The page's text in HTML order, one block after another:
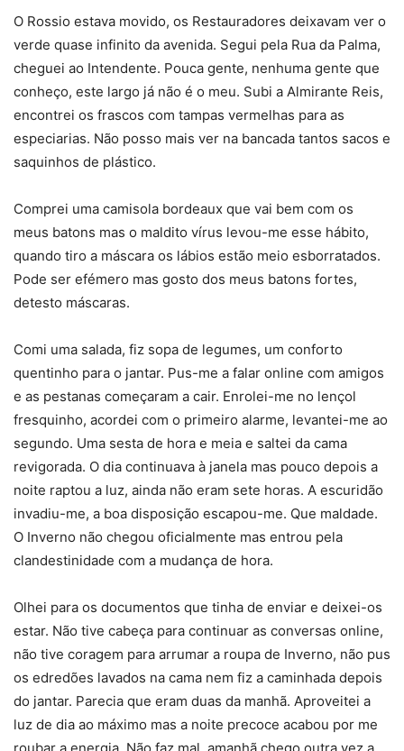
O Rossio estava movido, os Restauradores deixavam ver o
verde quase infinito da avenida. Segui pela Rua da Palma,
cheguei ao Intendente. Pouca gente, nenhuma gente que
conheço, este largo já não é o meu. Subi a Almirante Reis,
encontrei os frascos com tampas vermelhas para as
especiarias. Não posso mais ver na bancada tantos sacos e
saquinhos de plástico.
Comprei uma camisola bordeaux que vai bem com os
meus batons mas o maldito vírus levou-me esse hábito,
quando tiro a máscara os lábios estão meio esborratados.
Pode ser efémero mas gosto dos meus batons fortes,
detesto máscaras.
Comi uma salada, fiz sopa de legumes, um conforto
quentinho para o jantar. Pus-me a falar online com amigos
e as pestanas começaram a cair. Enrolei-me no lençol
fresquinho, acordei com o primeiro alarme, levantei-me ao
segundo. Uma sesta de hora e meia e saltei da cama
revigorada. O dia continuava à janela mas pouco depois a
noite raptou a luz, ainda não eram sete horas. A escuridão
invadiu-me, a boa disposição escapou-me. Que maldade.
O Inverno não chegou oficialmente mas entrou pela
clandestinidade com a mudança de hora.
Olhei para os documentos que tinha de enviar e deixei-os
estar. Não tive cabeça para continuar as conversas online,
não tive coragem para arrumar a roupa de Inverno, não pus
os edredões lavados na cama nem fiz a caminhada depois
do jantar. Parecia que eram duas da manhã. Aproveitei a
luz de dia ao máximo mas a noite precoce acabou por me